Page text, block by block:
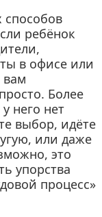
ребёнок
в офисе или
вам
Более
него нет
выбор, идёте
или даже
это
упорства
процесс»